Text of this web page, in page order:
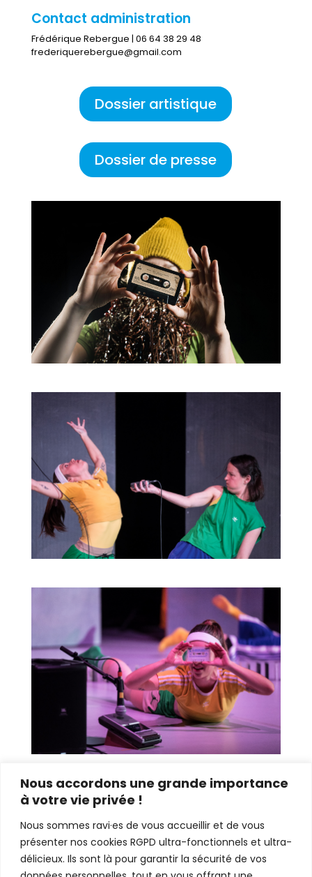
Nous accordons une grande importance
à votre vie privée !
Nous sommes ravi·es de vous accueillir et de vous
présenter nos cookies RGPD ultra-fonctionnels et ultra-
délicieux. Ils sont là pour garantir la sécurité de vos
Contact administration
Frédérique Rebergue | 06 64 38 29 48
frederiquerebergue@gmail.com
Dossier artistique
Dossier de presse